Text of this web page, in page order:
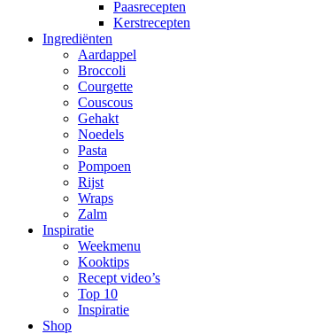
Paasrecepten
Kerstrecepten
Ingrediënten
Aardappel
Broccoli
Courgette
Couscous
Gehakt
Noedels
Pasta
Pompoen
Rijst
Wraps
Zalm
Inspiratie
Weekmenu
Kooktips
Recept video’s
Top 10
Inspiratie
Shop